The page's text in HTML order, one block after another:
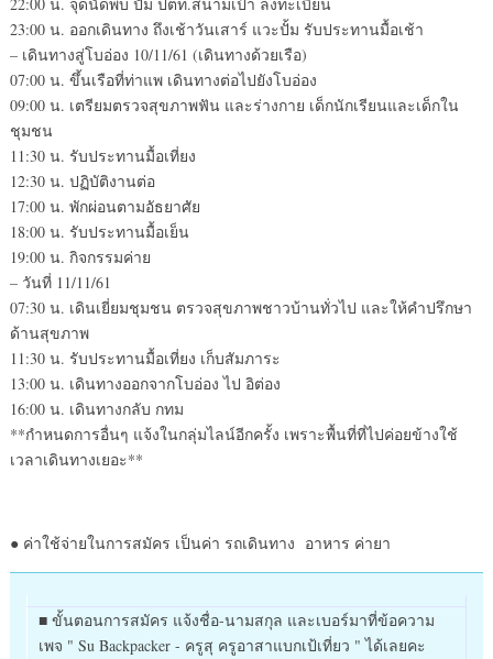
23:00 น. ออกเดินทาง ถึงเช้าวันเสาร์ แวะปั้ม รับประทานมื้อเช้า
– เดินทางสู่โบอ่อง 10/11/61 (เดินทางด้วยเรือ)
07:00 น. ขึ้นเรือที่ท่าแพ เดินทางต่อไปยังโบอ่อง
09:00 น. เตรียมตรวจสุขภาพฟัน และร่างกาย เด็กนักเรียนและเด็กใน
ชุมชน
11:30 น. รับประทานมื้อเที่ยง
12:30 น. ปฏิบัติงานต่อ
17:00 น. พักผ่อนตามอัธยาศัย
18:00 น. รับประทานมื้อเย็น
19:00 น. กิจกรรมค่าย
– วันที่ 11/11/61
07:30 น. เดินเยี่ยมชุมชน ตรวจสุขภาพชาวบ้านทั่วไป และให้คำปรึกษา
ด้านสุขภาพ
11:30 น. รับประทานมื้อเที่ยง เก็บสัมภาระ
13:00 น. เดินทางออกจากโบอ่อง ไป อิต่อง
16:00 น. เดินทางกลับ กทม
**กำหนดการอื่นๆ แจ้งในกลุ่มไลน์อีกครั้ง เพราะพื้นที่ที่ไปค่อยข้างใช้
เวลาเดินทางเยอะ**
● ค่าใช้จ่ายในการสมัคร เป็นค่า รถเดินทาง อาหาร ค่ายา
■ ขั้นตอนการสมัคร แจ้งชื่อ-นามสกุล และเบอร์มาที่ข้อความ
เพจ " Su Backpacker - ครูสุ ครูอาสาแบกเป้เที่ยว " ได้เลยคะ